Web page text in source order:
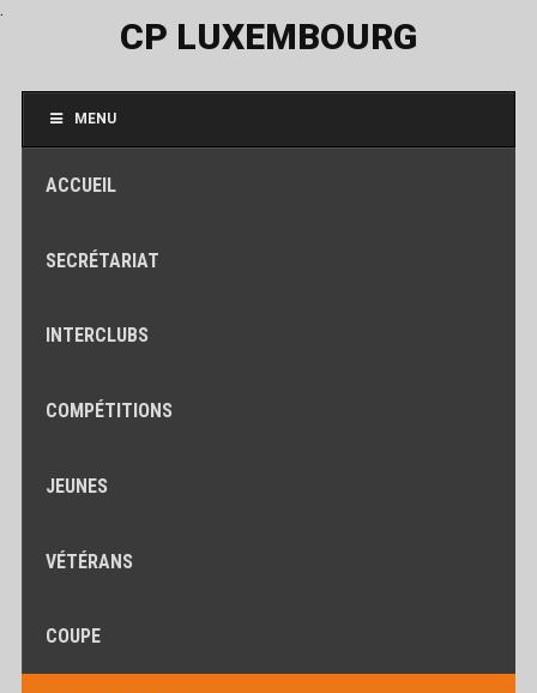
.
CP LUXEMBOURG
MENU
ACCUEIL
SECRÉTARIAT
INTERCLUBS
COMPÉTITIONS
JEUNES
VÉTÉRANS
COUPE